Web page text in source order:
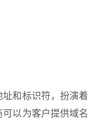
和标识符，扮演着
以为客户提供域名